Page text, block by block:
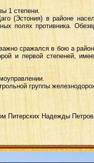
1 степени.
(Эстония) в районе
полях противника.
сражался в бою а
и первой степеней,
группы
Питерских Надежды